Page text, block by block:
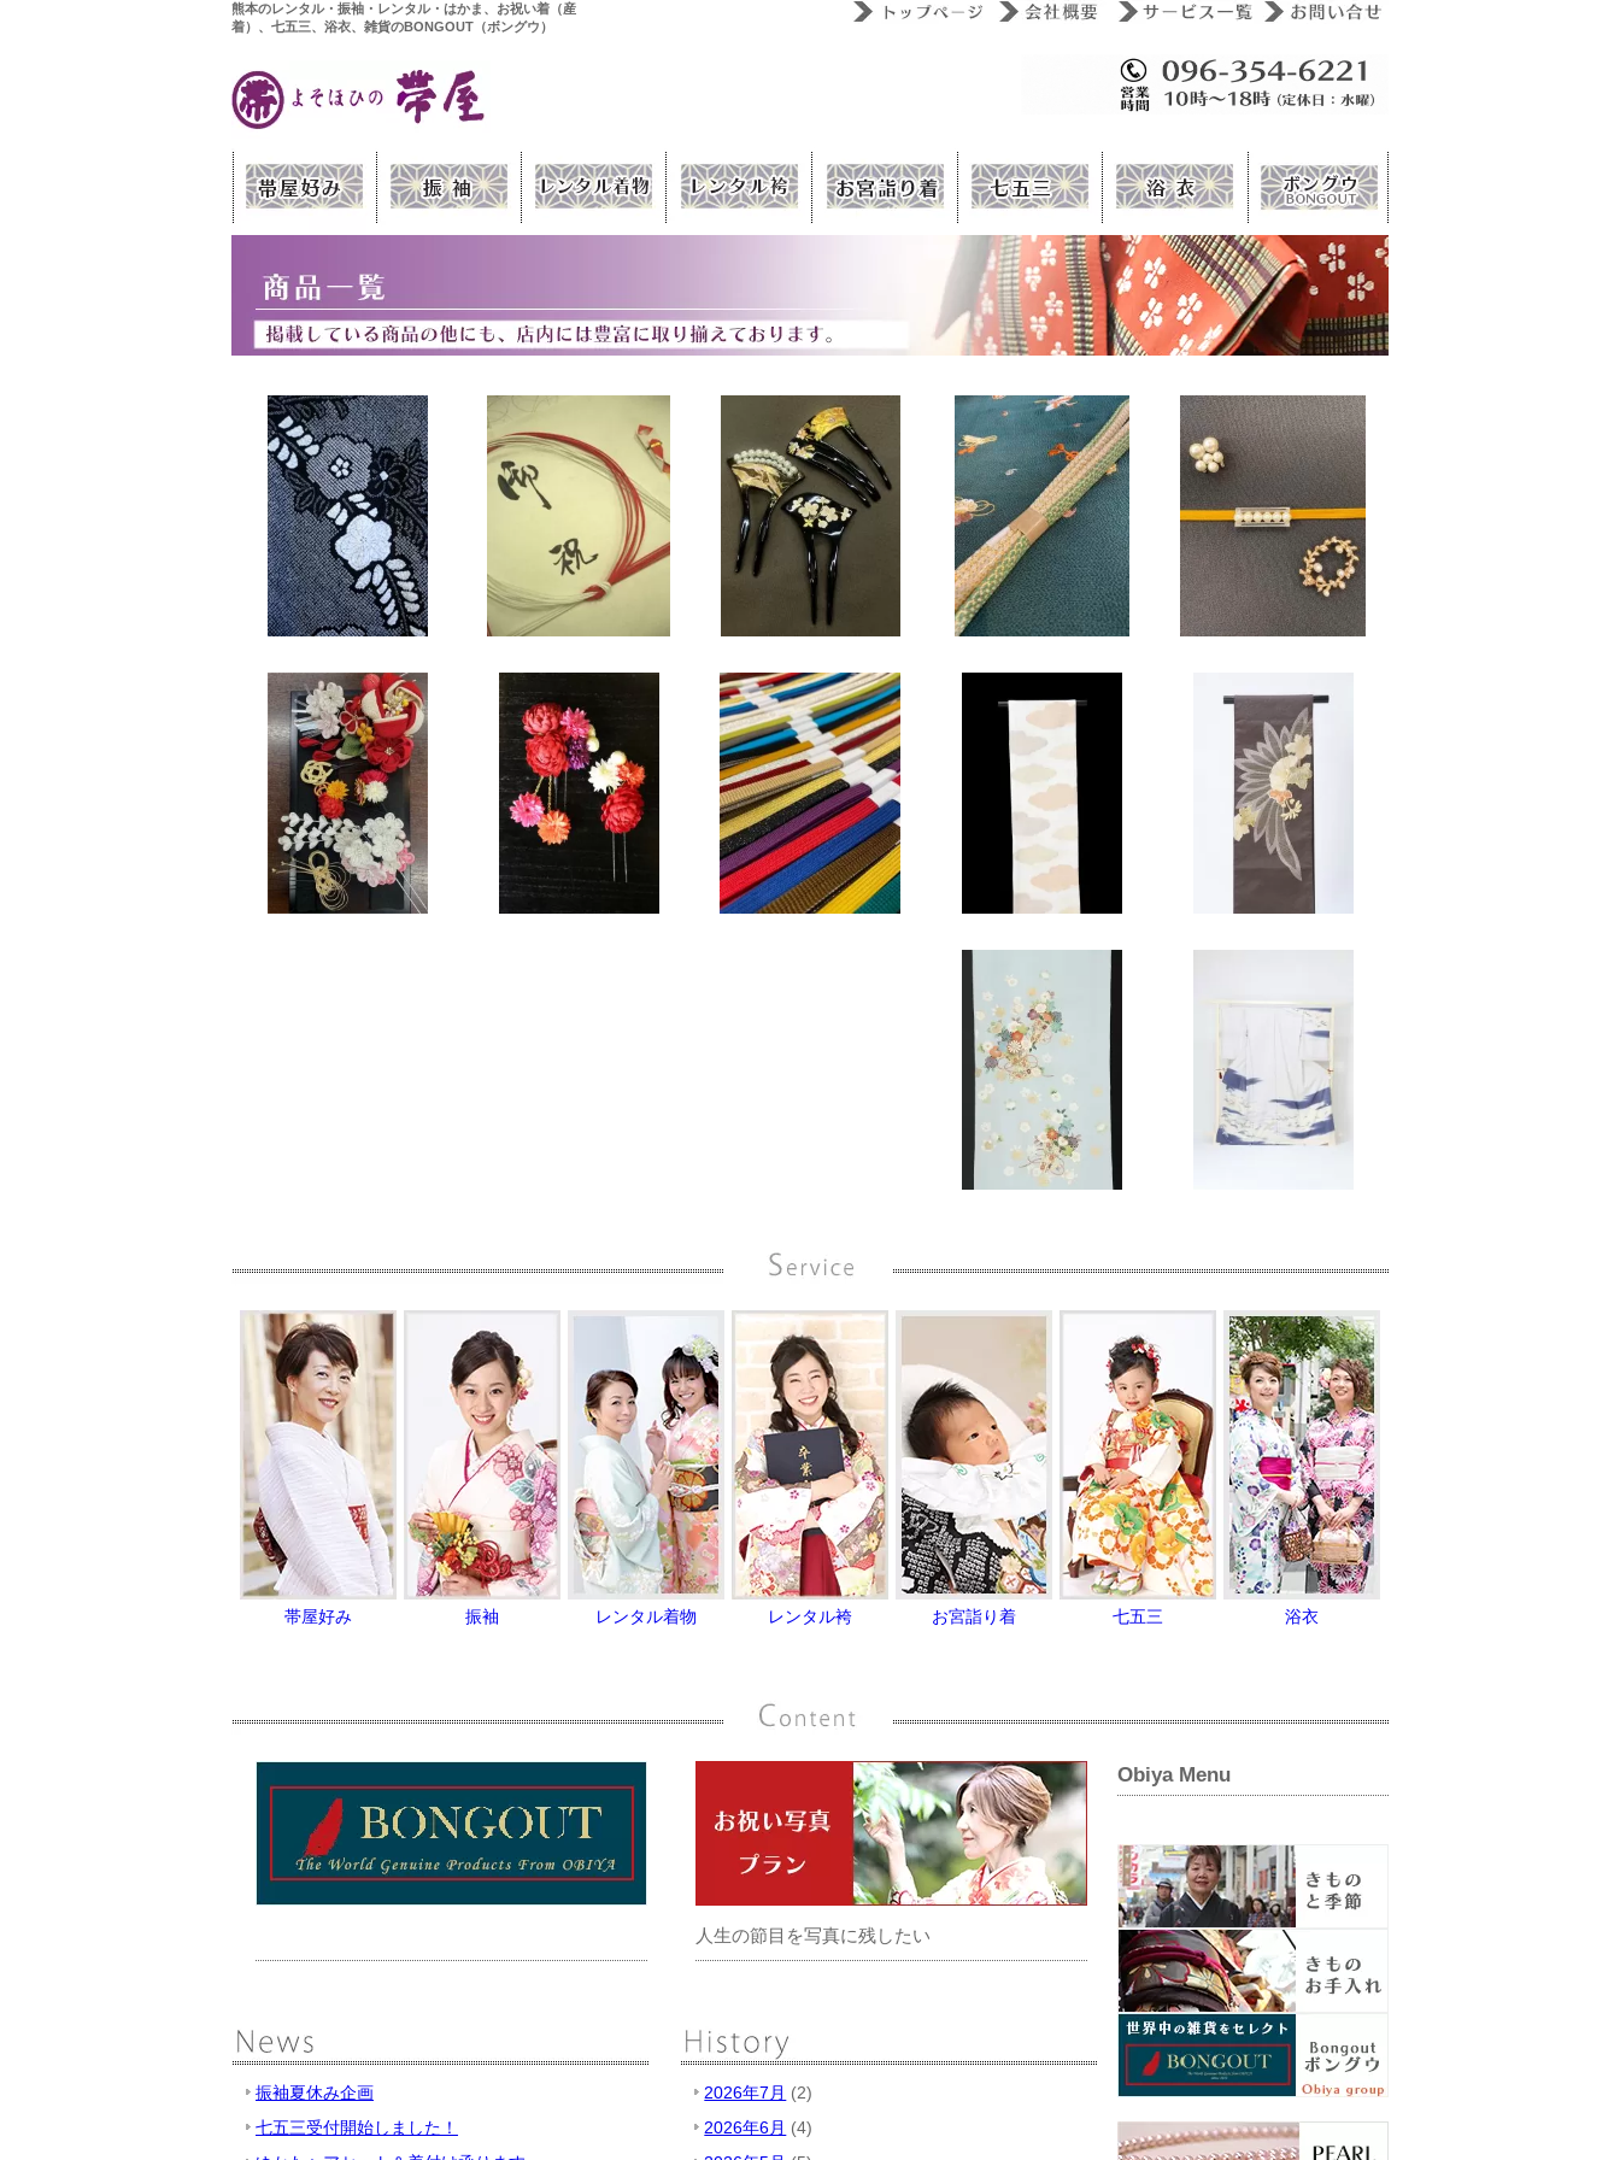
熊本のレンタル・振袖・レンタル・はかま、お祝い着（産
着）、七五三、浴衣、雑貨のBONGOUT（ボングウ）
帯屋好み 振袖 レンタル着物 レンタル袴 お宮詣り着 七五三 浴衣
人生の節目を写真に残したい
振袖夏休み企画
七五三受付開始しました！
2026年7月 (2)
2026年6月 (4)
Obiya Menu